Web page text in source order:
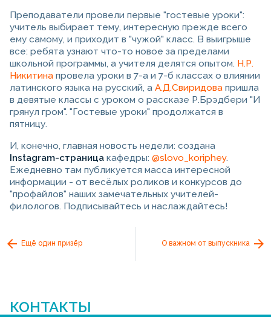
Преподаватели провели первые "гостевые уроки":
учитель выбирает тему, интересную прежде всего
ему самому, и приходит в "чужой" класс. В выигрыше
все: ребята узнают что-то новое за пределами
школьной программы, а учителя делятся опытом. Н.Р.
Никитина провела уроки в 7-а и 7-б классах о влиянии
латинского языка на русский, а А.Д.Свиридова пришла
в девятые классы с уроком о рассказе Р.Брэдбери "И
грянул гром". "Гостевые уроки" продолжатся в
пятницу.
И, конечно, главная новость недели: создана
Instagram-страница кафедры: @slovo_koriphey.
Ежедневно там публикуется масса интересной
информации - от весёлых роликов и конкурсов до
"профайлов" наших замечательных учителей-
филологов. Подписывайтесь и наслаждайтесь!
Ещё один призёр О важном от выпускника
КОНТАКТЫ